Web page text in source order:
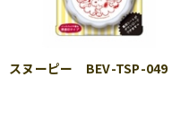
スヌーピー BEV-TSP-049